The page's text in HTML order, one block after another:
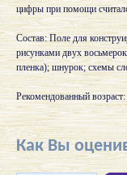
цифры при помощи
Состав: Поле для
рисунками двух
пленка); шнурок; схемы
Рекомендованный
Как Вы